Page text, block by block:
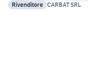
Rivenditore CARBAT SRL